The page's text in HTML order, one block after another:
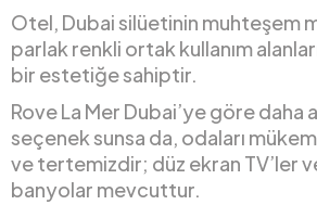
Otel, Dubai silüetinin muhteşem
parlak renkli ortak kullanım
bir estetiğe sahiptir.
Rove La Mer Dubai’ye göre daha
seçenek sunsa da, odaları
ve tertemizdir; düz ekran TV’ler
banyolar mevcuttur.